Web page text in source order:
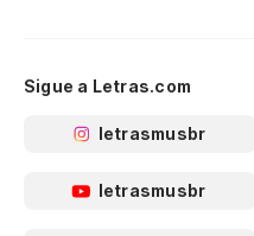
Sigue a Letras.com
letrasmusbr
letrasmusbr